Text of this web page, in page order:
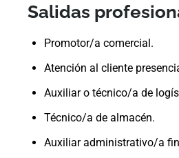
Salidas
Promotor/a comercial.
Atención al cliente
Auxiliar o técnico/a de
Técnico/a de almacén.
Auxiliar administrativo/a